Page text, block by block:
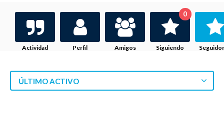
Actividad Perfil Amigos Siguiendo
0
ÚLTIMO ACTIVO